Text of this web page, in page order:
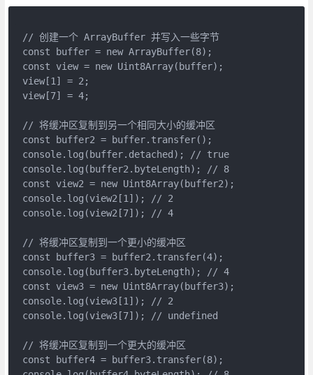
// 创建一个 ArrayBuffer 并写入一些字节
const buffer = new ArrayBuffer(8);
const view = new Uint8Array(buffer);
view[1] = 2;
view[7] = 4;
// 将缓冲区复制到另一个相同大小的缓冲区
const buffer2 = buffer.transfer();
console.log(buffer.detached); // true
console.log(buffer2.byteLength); // 8
const view2 = new Uint8Array(buffer2);
console.log(view2[1]); // 2
console.log(view2[7]); // 4
// 将缓冲区复制到一个更小的缓冲区
const buffer3 = buffer2.transfer(4);
console.log(buffer3.byteLength); // 4
const view3 = new Uint8Array(buffer3);
console.log(view3[1]); // 2
console.log(view3[7]); // undefined
// 将缓冲区复制到一个更大的缓冲区
const buffer4 = buffer3.transfer(8);